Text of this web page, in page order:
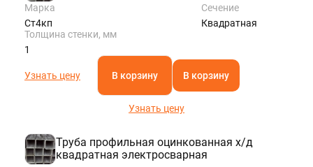
Марка
Ст4кп
Сечение
Квадратная
Толщина стенки, мм
1
Узнать цену В корзину В корзину
Узнать цену
Труба профильная оцинкованная х/д
квадратная электросварная